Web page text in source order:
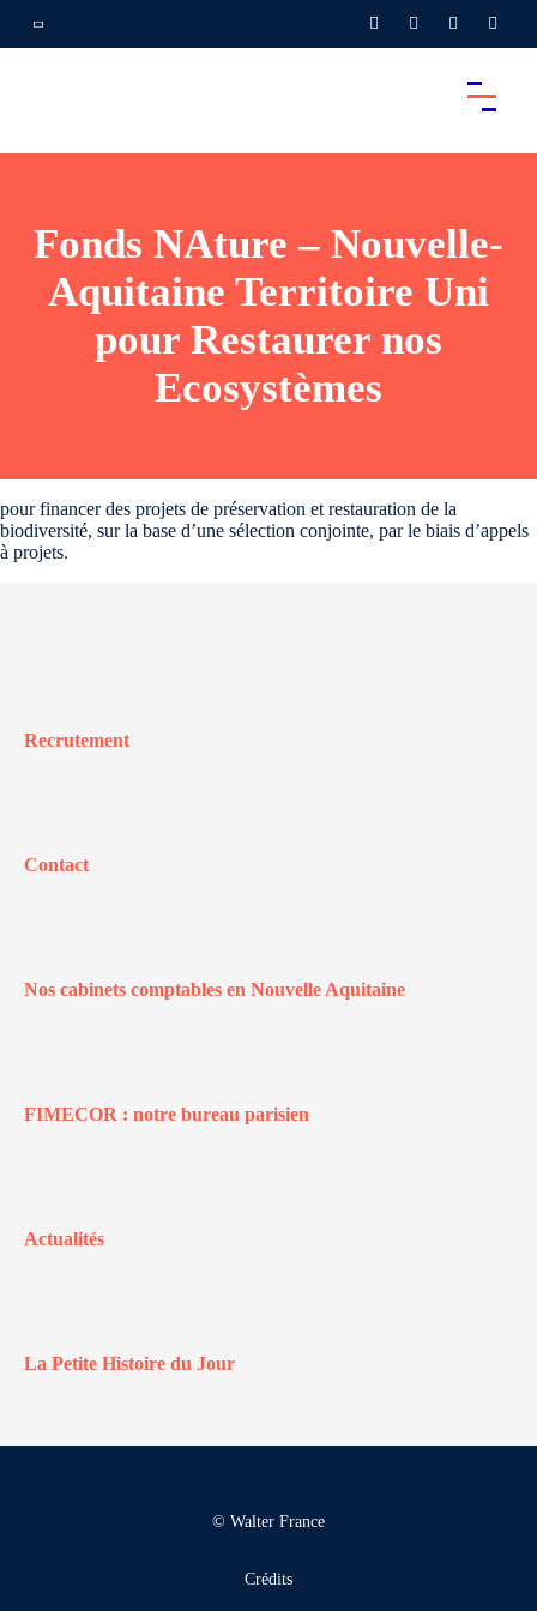
Fonds NAture – Nouvelle-
Aquitaine Territoire Uni
pour Restaurer nos
Ecosystèmes
pour financer des projets de préservation et restauration de la
biodiversité, sur la base d’une sélection conjointe, par le biais d’appels
à projets.
Recrutement
Contact
Nos cabinets comptables en Nouvelle Aquitaine
FIMECOR : notre bureau parisien
Actualités
La Petite Histoire du Jour
© Walter France
Crédits